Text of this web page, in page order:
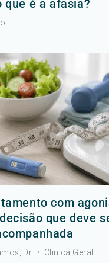
que é a afasia?
com
que deve
Dr. • Clinica Geral